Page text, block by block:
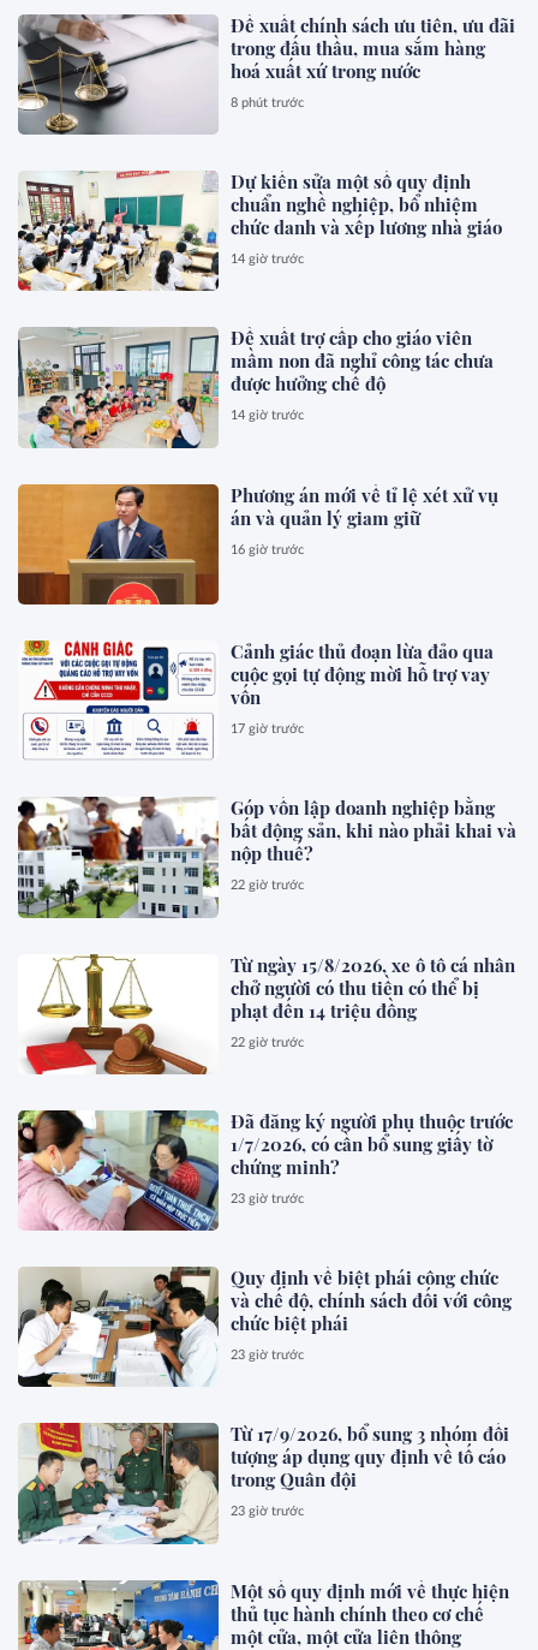
Đề xuất chính sách ưu tiên, ưu đãi
trong đấu thầu, mua sắm hàng
hoá xuất xứ trong nước
8 phút trước
Dự kiến sửa một số quy định
chuẩn nghề nghiệp, bổ nhiệm
chức danh và xếp lương nhà giáo
14 giờ trước
Đề xuất trợ cấp cho giáo viên
mầm non đã nghỉ công tác chưa
được hưởng chế độ
14 giờ trước
Phương án mới về tỉ lệ xét xử vụ
án và quản lý giam giữ
16 giờ trước
Cảnh giác thủ đoạn lừa đảo qua
cuộc gọi tự động mời hỗ trợ vay
vốn
17 giờ trước
Góp vốn lập doanh nghiệp bằng
bất động sản, khi nào phải khai và
nộp thuế?
22 giờ trước
Từ ngày 15/8/2026, xe ô tô cá nhân
chở người có thu tiền có thể bị
phạt đến 14 triệu đồng
22 giờ trước
Đã đăng ký người phụ thuộc trước
1/7/2026, có cần bổ sung giấy tờ
chứng minh?
23 giờ trước
Quy định về biệt phái công chức
và chế độ, chính sách đối với công
chức biệt phái
23 giờ trước
Từ 17/9/2026, bổ sung 3 nhóm đối
tượng áp dụng quy định về tố cáo
trong Quân đội
23 giờ trước
Một số quy định mới về thực hiện
thủ tục hành chính theo cơ chế
một cửa, một cửa liên thông